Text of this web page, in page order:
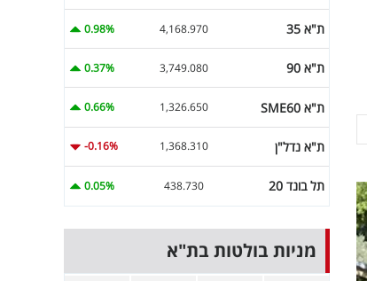
ת"א 35 4,168.970
0.98%
ת"א 90 3,749.080
0.37%
ת"א SME60 1,326.650
0.66%
ת"א נדל"ן 1,368.310
-0.16%
תל בונד 20 438.730
0.05%
מניות בולטות בת"א